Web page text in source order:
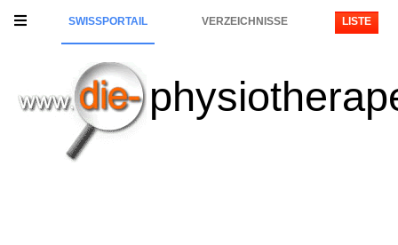
SWISSPORTAIL VERZEICHNISSE LISTE